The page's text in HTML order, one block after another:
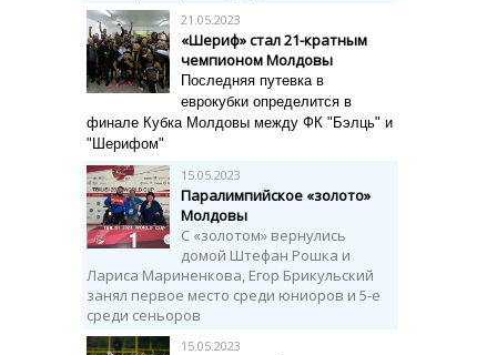
21.05.2023
«Шериф» стал 21-кратным
чемпионом Молдовы
Последняя путевка в
еврокубки определится в
финале Кубка Молдовы между ФК "Бэлць" и
"Шерифом"
15.05.2023
Паралимпийское «золото»
Молдовы
С «золотом» вернулись
домой Штефан Рошка и
Лариса Мариненкова, Егор Брикульский
занял первое место среди юниоров и 5-е
среди сеньоров
15.05.2023